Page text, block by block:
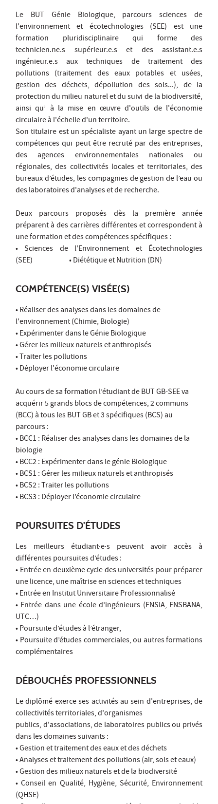
Le BUT Génie Biologique, parcours sciences de
l'environnement et écotechnologies (SEE) est une
formation pluridisciplinaire qui forme des
technicien.ne.s supérieur.e.s et des assistant.e.s
ingénieur.e.s aux techniques de traitement des
pollutions (traitement des eaux potables et usées,
gestion des déchets, dépollution des sols...), de la
protection du milieu naturel et du suivi de la biodiversité,
ainsi qu’ à la mise en œuvre d'outils de l'économie
circulaire à l'échelle d'un territoire.
Son titulaire est un spécialiste ayant un large spectre de
compétences qui peut être recruté par des entreprises,
des agences environnementales nationales ou
régionales, des collectivités locales et territoriales, des
bureaux d’études, les compagnies de gestion de l’eau ou
des laboratoires d'analyses et de recherche.
Deux parcours proposés dès la première année
préparent à des carrières différentes et correspondent à
une formation et des compétences spécifiques :
• Sciences de l'Environnement et Écotechnologies
(SEE) • Diététique et Nutrition (DN)
COMPÉTENCE(S) VISÉE(S)
• Réaliser des analyses dans les domaines de
l'environnement (Chimie, Biologie)
• Expérimenter dans le Génie Biologique
• Gérer les milieux naturels et anthropisés
• Traiter les pollutions
• Déployer l'économie circulaire
Au cours de sa formation l’étudiant de BUT GB-SEE va
acquérir 5 grands blocs de compétences, 2 communs
(BCC) à tous les BUT GB et 3 spécifiques (BCS) au
parcours :
• BCC1 : Réaliser des analyses dans les domaines de la
biologie
• BCC2 : Expérimenter dans le génie Biologique
• BCS1 : Gérer les milieux naturels et anthropisés
• BCS2 : Traiter les pollutions
• BCS3 : Déployer l’économie circulaire
POURSUITES D'ÉTUDES
Les meilleurs étudiant·e·s peuvent avoir accès à
différentes poursuites d’études :
• Entrée en deuxième cycle des universités pour préparer
une licence, une maîtrise en sciences et techniques
• Entrée en Institut Universitaire Professionnalisé
• Entrée dans une école d’ingénieurs (ENSIA, ENSBANA,
UTC…)
• Poursuite d’études à l’étranger,
• Poursuite d’études commerciales, ou autres formations
complémentaires
DÉBOUCHÉS PROFESSIONNELS
Le diplômé exerce ses activités au sein d'entreprises, de
collectivités territoriales, d'organismes
publics, d'associations, de laboratoires publics ou privés
dans les domaines suivants :
• Gestion et traitement des eaux et des déchets
• Analyses et traitement des pollutions (air, sols et eaux)
• Gestion des milieux naturels et de la biodiversité
• Conseil en Qualité, Hygiène, Sécurité, Environnement
(QHSE)